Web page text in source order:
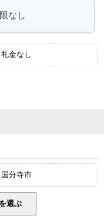
礼金なし
国分寺市